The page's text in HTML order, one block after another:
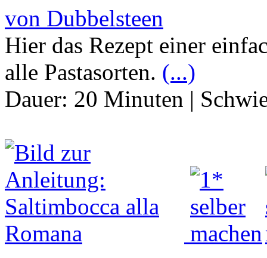
von Dubbelsteen
Hier das Rezept einer
alle Pastasorten. (...)
Dauer: 20 Minuten |